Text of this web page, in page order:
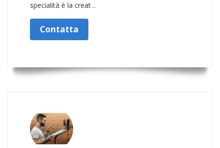
specialità è la creat ..
Contatta